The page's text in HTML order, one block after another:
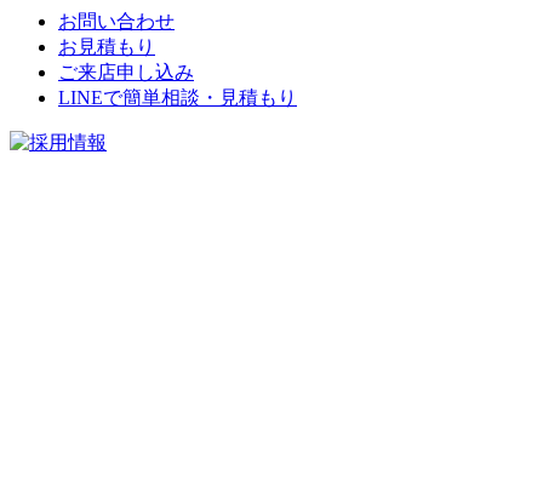
お問い合わせ
お見積もり
ご来店申し込み
LINEで簡単相談・見積もり